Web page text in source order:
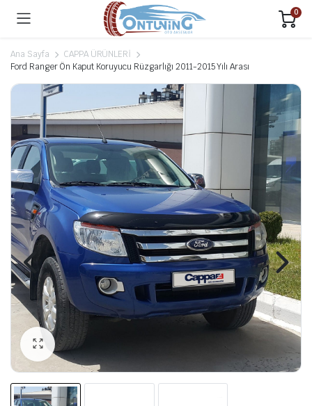
0
Ana Sayfa
CAPPA ÜRÜNLERİ
Ford Ranger Ön Kaput Koruyucu Rüzgarlığı 2011-2015 Yılı Arası